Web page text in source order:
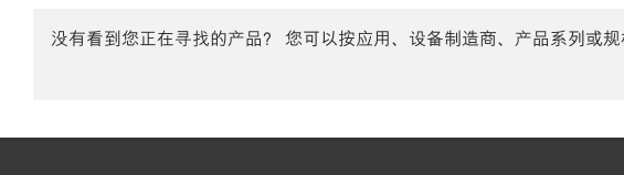
没有看到您正在寻找的产品？ 您可以按应用、设备制造商、产品系列或规